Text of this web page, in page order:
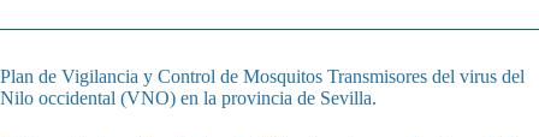
Plan de Vigilancia y Control de Mosquitos Transmisores del virus del
Nilo occidental (VNO) en la provincia de Sevilla.